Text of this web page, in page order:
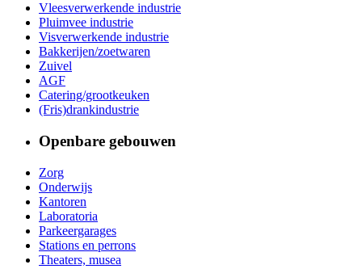
Vleesverwerkende industrie
Pluimvee industrie
Visverwerkende industrie
Bakkerijen/zoetwaren
Zuivel
AGF
Catering/grootkeuken
(Fris)drankindustrie
Openbare gebouwen
Zorg
Onderwijs
Kantoren
Laboratoria
Parkeergarages
Stations en perrons
Theaters, musea